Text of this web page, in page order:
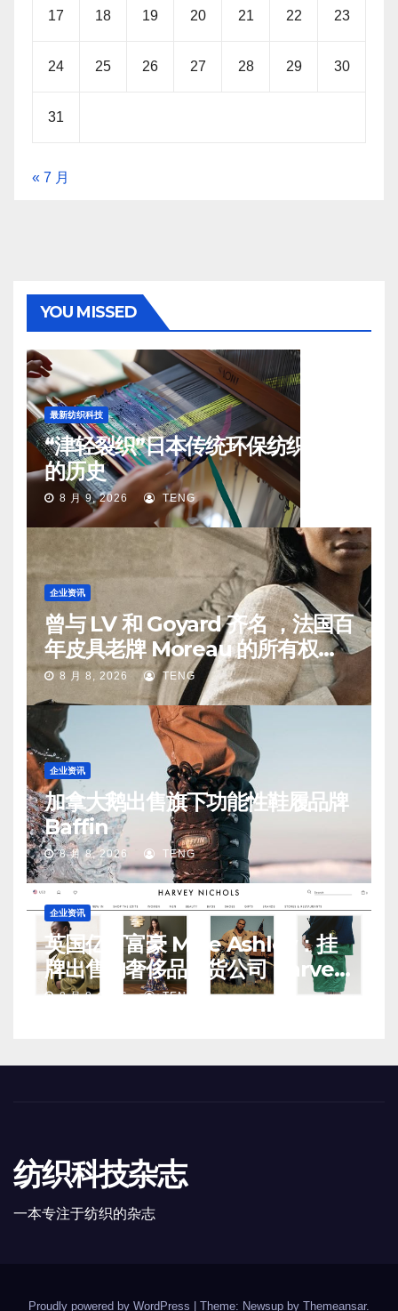
17 18 19 20 21 22 23
24 25 26 27 28 29 30
31
« 7 月
YOU MISSED
最新纺织科技
“津轻裂织”日本传统环保纺织工艺
的历史
8 月 9, 2026 TENG
企业资讯
曾与 LV 和 Goyard 齐名 ，法国百
年皮具老牌 Moreau 的所有权易
手8 月 8, 2026 TENG
企业资讯
加拿大鹅出售旗下功能性鞋履品牌
Baffin
8 月 8, 2026 TENG
企业资讯
英国亿万富豪 Mike Ashley：挂
牌出售的奢侈品百货公司 Harvey
Nichols 正陷入“死亡螺旋”
8 月 8, 2026 TENG
纺织科技杂志
一本专注于纺织的杂志
Proudly powered by WordPress | Theme: Newsup by Themeansar.